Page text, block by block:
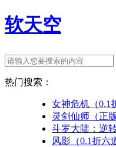
软天空
热门搜索：
女神危机（0.1
灵剑仙师（正
斗罗大陆：逆
风影（0.1折六